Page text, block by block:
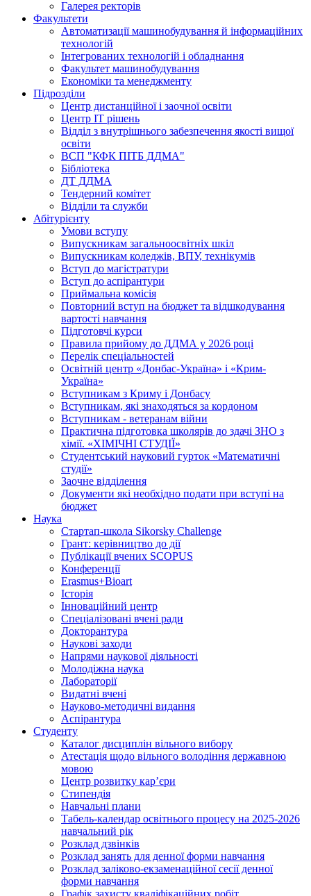
Галерея ректорів
Факультети
Автоматизації машинобудування й інформаційних
технологій
Інтегрованих технологій і обладнання
Факультет машинобудування
Економіки та менеджменту
Підрозділи
Центр дистанційної і заочної освіти
Центр ІТ рішень
Відділ з внутрішнього забезпечення якості вищої
освіти
ВСП "КФК ПІТБ ДДМА"
Бібліотека
ДТ ДДМА
Тендерний комітет
Відділи та служби
Абітурієнту
Умови вступу
Випускникам загальноосвітніх шкіл
Випускникам коледжів, ВПУ, технікумів
Вступ до магістратури
Вступ до аспірантури
Приймальна комісія
Повторний вступ на бюджет та відшкодування
вартості навчання
Підготовчі курси
Правила прийому до ДДМА у 2026 році
Перелік спеціальностей
Освітній центр «Донбас-Україна» і «Крим-
Україна»
Вступникам з Криму і Донбасу
Вступникам, які знаходяться за кордоном
Вступникам - ветеранам війни
Практична підготовка школярів до здачі ЗНО з
хімії. «ХІМІЧНІ СТУДІЇ»
Студентський науковий гурток «Математичні
студії»
Заочне відділення
Документи які необхідно подати при вступі на
бюджет
Наука
Стартап-школа Sikorsky Challenge
Грант: керівництво до дії
Публікації вчених SCOPUS
Конференції
Erasmus+Bioart
Історія
Інноваційний центр
Спеціалізовані вчені ради
Докторантура
Наукові заходи
Напрями наукової діяльності
Молодіжна наука
Лабораторії
Видатні вчені
Науково-методичні видання
Аспірантура
Студенту
Каталог дисциплін вільного вибору
Атестація щодо вільного володіння державною
мовою
Центр розвитку кар’єри
Стипендія
Навчальні плани
Табель-календар освітнього процесу на 2025-2026
навчальний рік
Розклад дзвінків
Розклад занять для денної форми навчання
Розклад заліково-екзаменаційної сесії денної
форми навчання
Графік захисту кваліфікаційних робіт